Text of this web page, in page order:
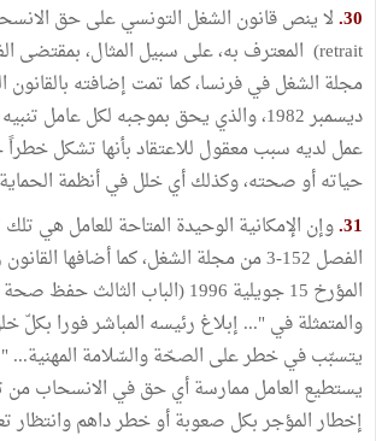
30.
ديسمبر 1982، والذي يحق بموجبه لكل عامل
عمل لديه سبب معقول للاعتقاد بأنها تشكل
حياته أو صحته، وكذلك أي خلل في أنظمة الحماية
31. وإن الإمكانية الوحيدة المتاحة للعامل هي
المؤرخ 15 جويلية 1996 (الباب
والمتمثلة في "... إبلاغ رئيسه المباشر فورا بكلّ
يتسبّب في خطر على الصحّة والسّلامة المهنية... ".
يستطيع العامل ممارسة أي حق في الانسحاب من
إخطار المؤجر بكل صعوبة أو خطر داهم وانتظار